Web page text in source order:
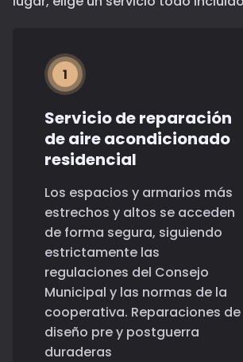
1
Servicio de reparación
de aire acondicionado
residencial
Los espacios y armarios más
estrechos y altos se acceden
de forma segura, siguiendo
estrictamente las
regulaciones del Consejo
Municipal y las normas de la
cooperativa. Reparaciones de
diseño pre y postguerra
duraderas